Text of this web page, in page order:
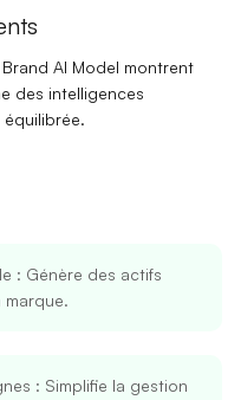
AI Model montrent
des intelligences
: Génère des actifs
: Simplifie la gestion